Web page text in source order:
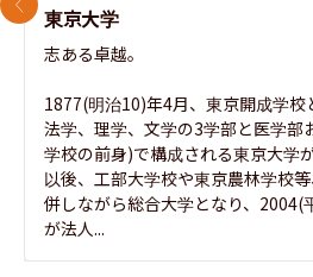
東京大学
志ある卓越。
1877(明治10)年4月、東京開成学校
法学、理学、文学の3学部と医学部
学校の前身)で構成される東京大学
以後、工部大学校や東京農林学校
併しながら総合大学となり、2004(
が法人...
前のスライド